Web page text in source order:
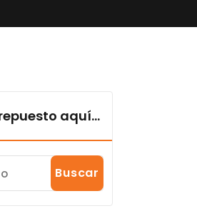
aquí...
Buscar